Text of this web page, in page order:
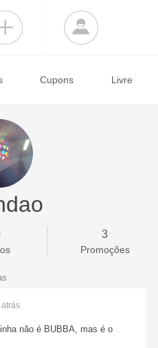
Cupons Livre
3
Promoções
atrás
não é BUBBA, mas é o